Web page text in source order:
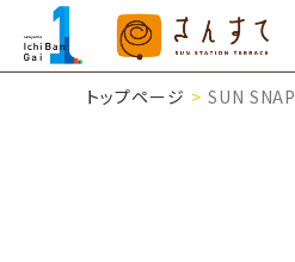
トップページ SUN SNAP